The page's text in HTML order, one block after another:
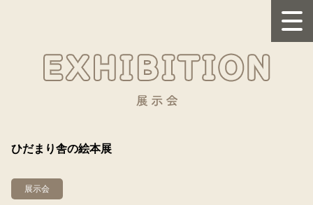
ひだまり舎の絵本展
展示会